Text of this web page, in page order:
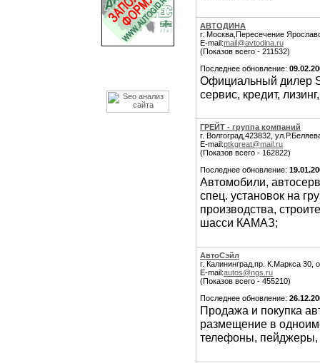
АВТОДИНА
г. Москва,Пересечение
E-mail:mail@avtodina.ru
(Показов всего - 211532)
Последнее обновление:
Официальный дилер
сервис, кредит,
ГРЕЙТ - группа компаний
г. Волгоград,423832,
E-mail:ptkgreat@mail.ru
(Показов всего - 162822)
Последнее обновление:
Автомобили,
спец. установок на
производства,
шасси КАМАЗ;
АвтоСэйл
г. Калининград,пр. К.Маркса
E-mail:autos@ngs.ru
(Показов всего - 455210)
Последнее обновление:
Продажа и покупка
размещение в
телефоны,